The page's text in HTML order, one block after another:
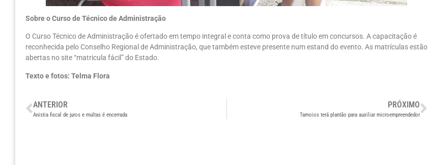
Sobre o Curso de Técnico de Administração
O Curso Técnico de Administração é ofertado em tempo integral e conta como prova de título em concursos. A capacitação é
reconhecida pelo Conselho Regional de Administração, que também esteve presente num estand do evento. As matrículas estão
abertas no site “matricula fácil” do Estado.
Texto e fotos: Telma Flora
ANTERIOR
Anistia fiscal de juros e multas é encerrada
PRÓXIMO
Tamoios terá plantão para auxiliar microempreendedor